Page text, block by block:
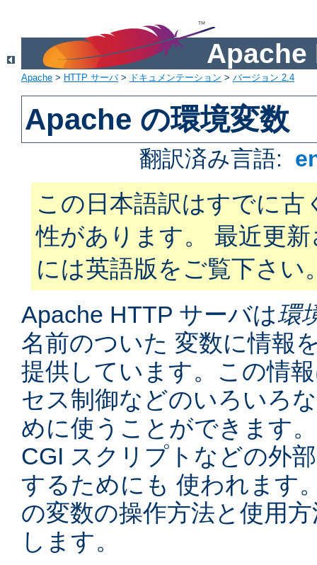
Apache
Apache > HTTP サーバ> ドキュメンテーション > バージョン 2.4
Apache の環境変数
翻訳済み言語:
この日本語訳はすでに古
性があります。 最近更
には英語版をご覧下さい
Apache HTTP サーバは環
名前のついた 変数に情報
提供しています。この情
セス制御などのいろいろ
めに使うことができます
CGI スクリプトなどの外
するためにも 使われます
の変数の操作方法と使用
します。